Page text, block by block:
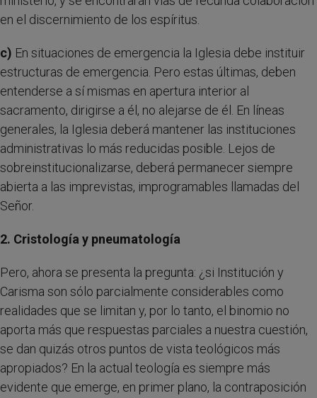
en el discernimiento de los espíritus.
c) En situaciones de emergencia la Iglesia debe instituir
estructuras de emergencia. Pero estas últimas, deben
entenderse a sí mismas en apertura interior al
sacramento, dirigirse a él, no alejarse de él. En líneas
generales, la Iglesia deberá mantener las instituciones
administrativas lo más reducidas posible. Lejos de
sobreinstitucionalizarse, deberá permanecer siempre
abierta a las imprevistas, improgramables llamadas del
Señor.
2. Cristología y pneumatología
Pero, ahora se presenta la pregunta: ¿si Institución y
Carisma son sólo parcialmente considerables como
realidades que se limitan y, por lo tanto, el binomio no
aporta más que respuestas parciales a nuestra cuestión,
se dan quizás otros puntos de vista teológicos más
apropiados? En la actual teología es siempre más
evidente que emerge, en primer plano, la contraposición